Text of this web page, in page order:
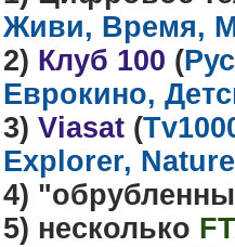
Живи, Время,
2) Клуб 100 (
Еврокино,
3) Viasat (
Explorer,
4)
5) несколько